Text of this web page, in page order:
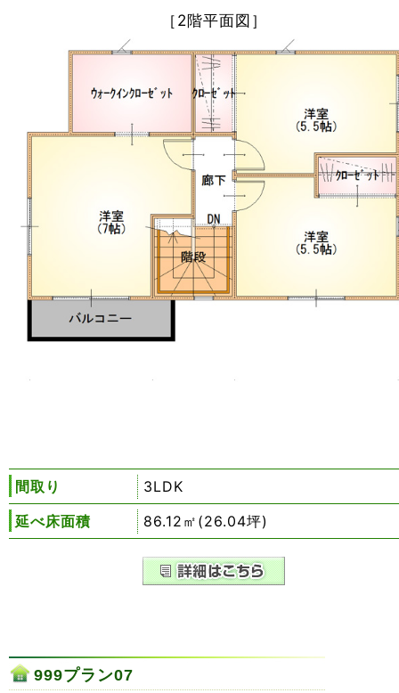
［2階平面図］
間取り
3LDK
延べ床面積
86.12㎡(26.04坪)
999プラン07